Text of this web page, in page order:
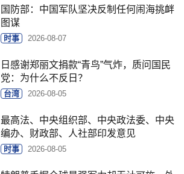
国防部：中国军队坚决反制任何闹海挑衅
图谋
时事 2026-08-07
日感谢郑丽文捐款“青鸟”气炸，质问国民
党：为什么不反日？
台湾 2026-08-05
最高法、中央组织部、中央政法委、中央
编办、财政部、人社部印发意见
时事 2026-08-05